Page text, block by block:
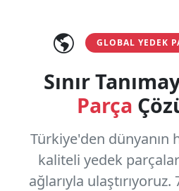
GLOBAL YEDEK
Sınır
Parça
Türkiye'den dünyanın
kaliteli yedek
ağlarıyla ulaştırıyoruz.